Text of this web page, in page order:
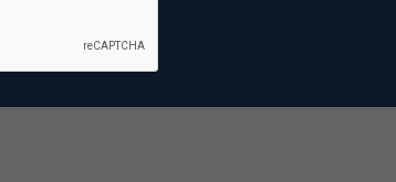
mobile marketing